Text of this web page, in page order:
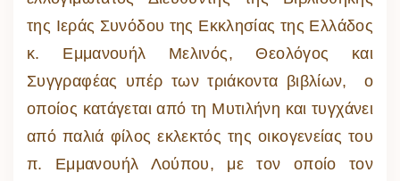
της Ιεράς Συνόδου της Εκκλησίας της Ελλάδος
κ. Εμμανουήλ Μελινός, Θεολόγος και
Συγγραφέας υπέρ των τριάκοντα βιβλίων, ο
οποίος κατάγεται από τη Μυτιλήνη και τυγχάνει
από παλιά φίλος εκλεκτός της οικογενείας του
π. Εμμανουήλ Λούπου, με τον οποίο τον